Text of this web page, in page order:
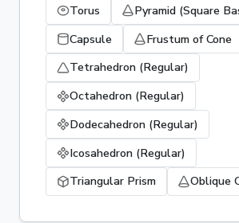
Torus
Pyramid (Square
Capsule
Frustum of Cone
Tetrahedron (Regular)
Octahedron (Regular)
Dodecahedron (Regular)
Icosahedron (Regular)
Triangular Prism
Oblique